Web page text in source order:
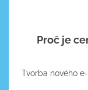
Proč je
Tvorba nového